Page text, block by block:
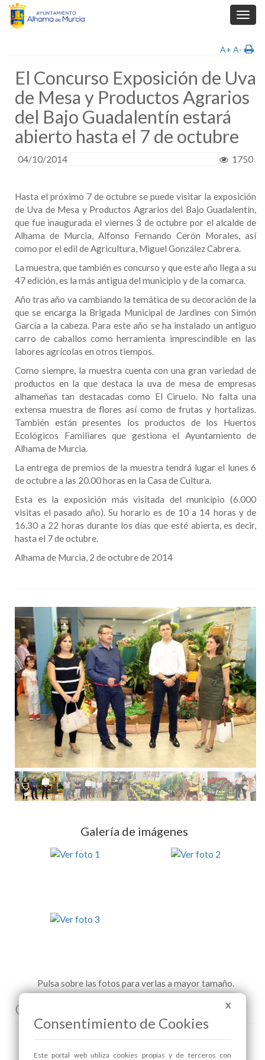
A+ A-
El Concurso Exposición de Uva
de Mesa y Productos Agrarios
del Bajo Guadalentín estará
abierto hasta el 7 de octubre
04/10/2014 1750
Hasta el próximo 7 de octubre se puede visitar la exposición
de Uva de Mesa y Productos Agrarios del Bajo Guadalentín,
que fue inaugurada el viernes 3 de octubre por el alcalde de
Alhama de Murcia, Alfonso Fernando Cerón Morales, así
como por el edil de Agricultura, Miguel González Cabrera.
La muestra, que también es concurso y que este año llega a su
47 edición, es la más antigua del municipio y de la comarca.
Año tras año va cambiando la temática de su decoración de la
que se encarga la Brigada Municipal de Jardines con Simón
García a la cabeza. Para este año se ha instalado un antiguo
carro de caballos como herramienta imprescindible en las
labores agrícolas en otros tiempos.
Como siempre, la muestra cuenta con una gran variedad de
productos en la que destaca la uva de mesa de empresas
alhameñas tan destacadas como El Ciruelo. No falta una
extensa muestra de flores así como de frutas y hortalizas.
También están presentes los productos de los Huertos
Ecológicos Familiares que gestiona el Ayuntamiento de
Alhama de Murcia.
La entrega de premios de la muestra tendrá lugar el lunes 6
de octubre a las 20.00 horas en la Casa de Cultura.
Esta es la exposición más visitada del municipio (6.000
visitas el pasado año). Su horario es de 10 a 14 horas y de
16.30 a 22 horas durante los días que esté abierta, es decir,
hasta el 7 de octubre.
Alhama de Murcia, 2 de octubre de 2014
Galería de imágenes
Pulsa sobre las fotos para verlas a mayor tamaño.
Comenta esta noticia en Facebook X
Consentimiento de Cookies
Este portal web utiliza cookies propias y de terceros con